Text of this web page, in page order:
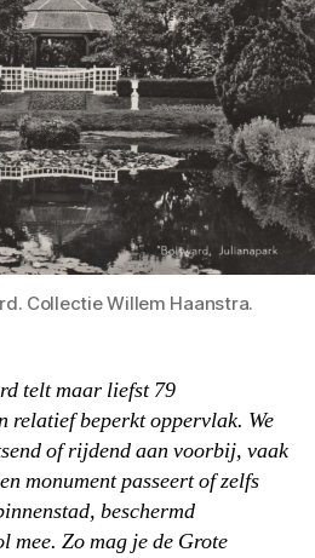
Collectie Willem Haanstra.
telt maar liefst 79
relatief beperkt oppervlak. We
of rijdend aan voorbij, vaak
monument passeert of zelfs
beschermd
mee. Zo mag je de Grote